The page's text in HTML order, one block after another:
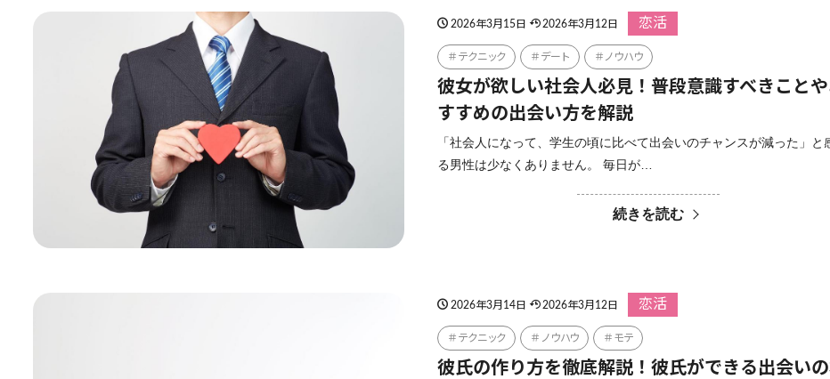
2026年3月15日 2026年3月12日 恋活
テクニック デート ノウハウ
彼女が欲しい社会人必見！普段意識すべきこと
すすめの出会い方を解説
「社会人になって、学生の頃に比べて出会いのチャンスが減った」と
る男性は少なくありません。 毎日が…
続きを読む
2026年3月14日 2026年3月12日 恋活
テクニック ノウハウ モテ
彼氏の作り方を徹底解説！彼氏ができる出会い